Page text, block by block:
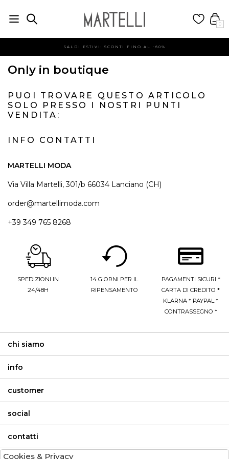
0
SALDI ESTIVI: SCONTI FINO AL -60%
Only in boutique
PUOI TROVARE QUESTO ARTICOLO
SOLO PRESSO I NOSTRI PUNTI
VENDITA:
INFO CONTATTI
MARTELLI MODA
Via Villa Martelli, 301/b 66034 Lanciano (CH)
order@martellimoda.com
+39 349 765 8268
SPEDIZIONI IN
24/48H
14 GIORNI PER IL
RIPENSAMENTO
PAGAMENTI SICURI *
CARTA DI CREDITO *
KLARNA * PAYPAL *
CONTRASSEGNO *
chi siamo
info
customer
social
contatti
Cookies & Privacy